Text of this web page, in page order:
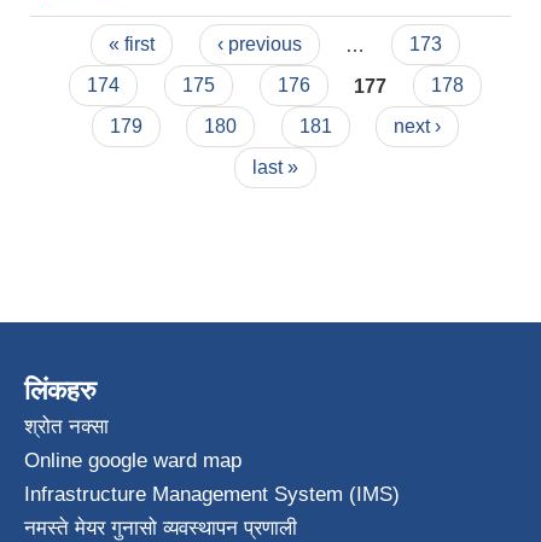
Pages« first ‹ previous
173
174
175 176 177
178
179
180 181
next ›
last »
लिंकहरु
श्रोत नक्सा
Online google ward map
Infrastructure Management System (IMS)
नमस्ते मेयर गुनासो व्यवस्थापन प्रणाली